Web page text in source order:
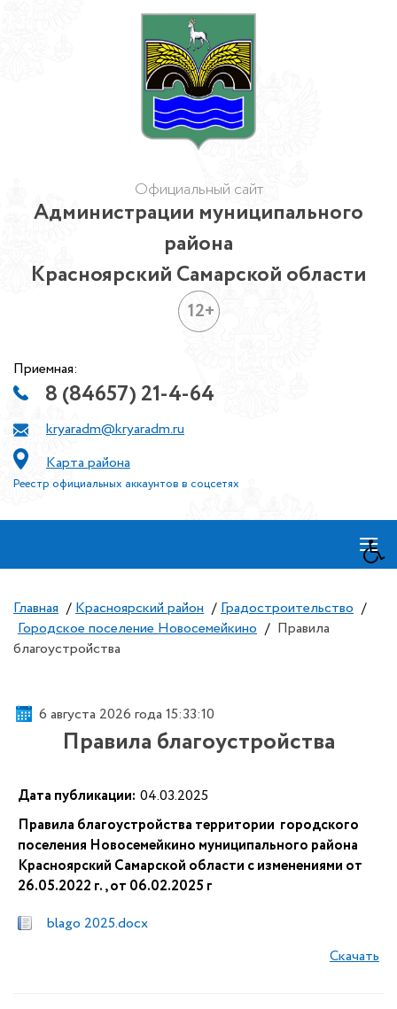
Официальный сайт
Администрации муниципального
района
Красноярский Самарской области
12+
Приемная:
8 (84657) 21-4-64
kryaradm@kryaradm.ru
Карта района
Реестр официальных аккаунтов в соцсетях
≡
Главная / Красноярский район / Градостроительство /
Городское поселение Новосемейкино / Правила
благоустройства
6 августа 2026 года 15:33:10
Правила благоустройства
Дата публикации: 04.03.2025
Правила благоустройства территории городского
поселения Новосемейкино муниципального района
Красноярский Самарской области с изменениями от
26.05.2022 г., от 06.02.2025 г
blago 2025.docx
Скачать